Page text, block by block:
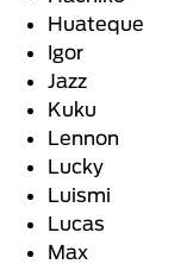
Huateque
Igor
Jazz
Kuku
Lennon
Lucky
Luismi
Lucas
Max